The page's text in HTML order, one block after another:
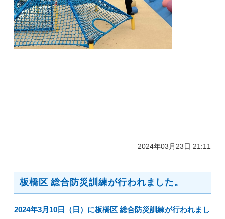
2024年03月23日 21:11
板橋区 総合防災訓練が行われました。
2024年3月10日（日）に板橋区 総合防災訓練が行われまし